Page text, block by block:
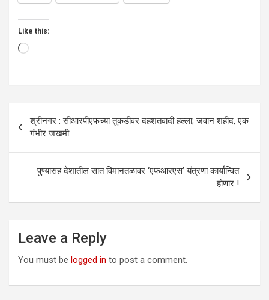
Like this:
Loading…
Post
navigation
श्रीनगर : सीआरपीएफच्या तुकडीवर दहशतवादी हल्ला; जवान शहीद, एक
गंभीर जखमी
पुण्यासह देशातील सात विमानतळावर ‘एफआरएस’ यंत्रणा कार्यान्वित
होणार !
Leave a Reply
You must be logged in to post a comment.